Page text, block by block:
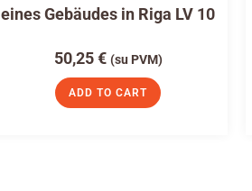
eines Gebäudes in Riga LV 10
50,25€ (su PVM)
ADD TO CART